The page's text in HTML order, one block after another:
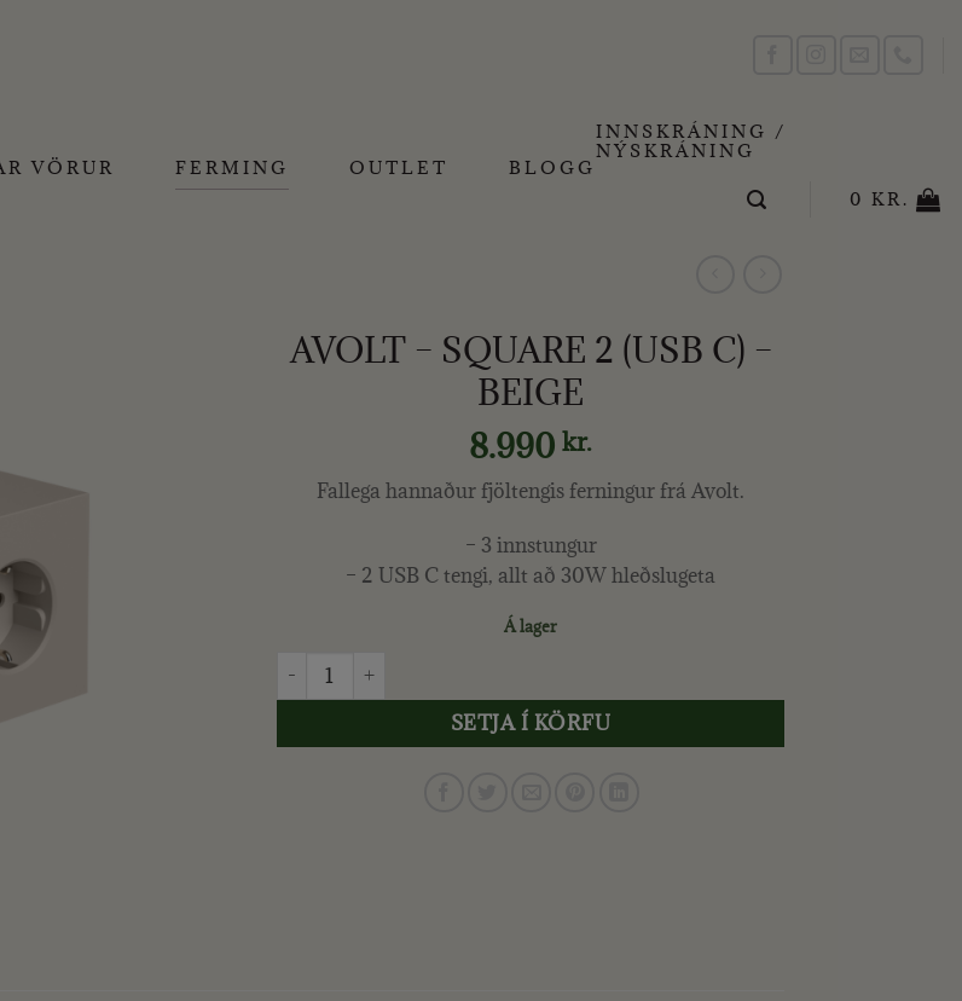
VÖRUR FERMING OUTLET BLOGG
INNSKRÁNING /
NÝSKRÁNING
0 KR.
AVOLT – SQUARE 2 (USB C) –
BEIGE
8.990 kr.
Fallega hannaður fjöltengis ferningur frá Avolt.
– 3 innstungur
– 2 USB C tengi, allt að 30W hleðslugeta
Á lager
AVOLT - SQUARE 2 (USB C) – BEIGE quantity
SETJA Í KÖRFU